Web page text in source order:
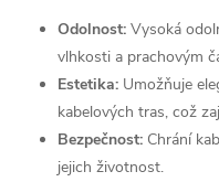
Odolnost: Vysoká
vlhkosti a prachovým
Estetika: Umožňuje
kabelových tras, což
Bezpečnost: Chrání
jejich životnost.